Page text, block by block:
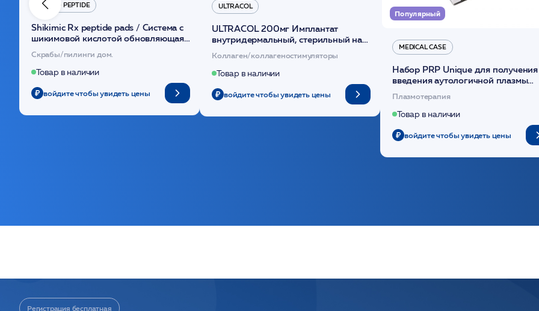
HYDRO PEPTIDE
Shikimic Rx peptide pads / Cистема с
шикимовой кислотой обновляющая
(30шт) /HP
Скрабы/пилинги дом.
Товар в наличии
войдите чтобы увидеть цены
ULTRACOL
ULTRACOL 200мг Имплантат
внутридермальный, стерильный на
основе полидиоксанона /ULTRACOL
Коллаген/коллагеностимуляторы
Товар в наличии
войдите чтобы увидеть цены
Популярный
MEDICAL CASE
Набор PRP Unique для
введения аутологичной плазмы
(саше 1шт)/Medical Case
Плазмотерапия
Товар в наличии
войдите чтобы увидеть цены
Регистрация бесплатная